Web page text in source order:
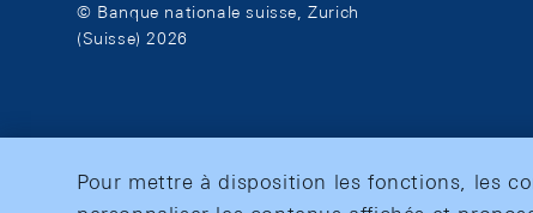
© Banque nationale suisse, Zurich
(Suisse) 2026
Pour mettre à disposition les fonctions, les